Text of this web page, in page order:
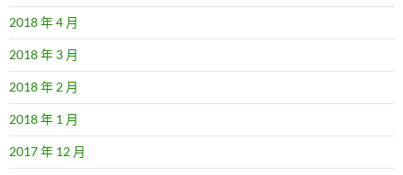
2018 年 4 月
2018 年 3 月
2018 年 2 月
2018 年 1 月
2017 年 12 月